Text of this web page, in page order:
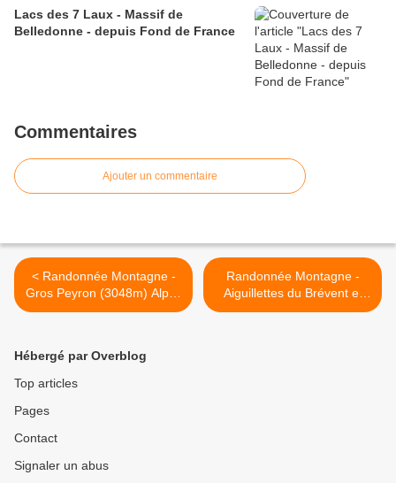
Lacs des 7 Laux - Massif de
Belledonne - depuis Fond de France
Commentaires
Ajouter un commentaire
< Randonnée Montagne -
Gros Peyron (3048m) Alpes
Grées
Randonnée Montagne -
Aiguillettes du Brévent et
des Houches - Pointe de
Hébergé par Overblog
Top articles
Pages
Contact
Signaler un abus